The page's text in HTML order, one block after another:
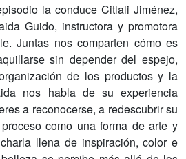
la conduce Citlali Jiménez,
Guido, instructora y promotora
Juntas nos comparten cómo es
sin depender del espejo,
de los productos y la
nos habla de su experiencia
a reconocerse, a redescubrir su
como una forma de arte y
llena de inspiración, color e